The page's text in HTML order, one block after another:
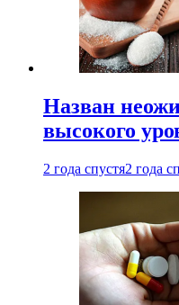
Назван
высокого
2 года спустя2 года